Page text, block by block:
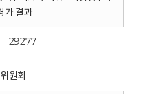
가 결과
29277
원회